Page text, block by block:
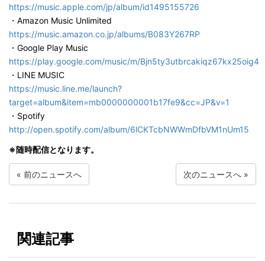
https://music.apple.com/jp/album/id1495155726
・Amazon Music Unlimited
https://music.amazon.co.jp/albums/B083Y267RP
・Google Play Music
https://play.google.com/music/m/Bjn5ty3utbrcakiqz67kx25oig4
・LINE MUSIC
https://music.line.me/launch?
target=album&item=mb0000000001b17fe9&cc=JP&v=1
・Spotify
http://open.spotify.com/album/6lCKTcbNWWmDfbVM1nUm15
※随時配信となります。
« 前のニュースへ 次のニュースへ »
関連記事